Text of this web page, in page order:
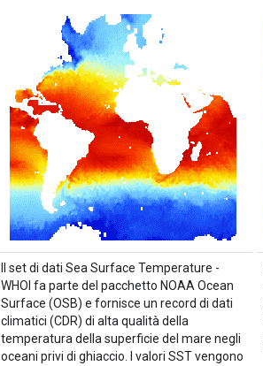
Il set di dati Sea Surface Temperature -
WHOI fa parte del pacchetto NOAA Ocean
Surface (OSB) e fornisce un record di dati
climatici (CDR) di alta qualità della
temperatura della superficie del mare negli
oceani privi di ghiaccio. I valori SST vengono